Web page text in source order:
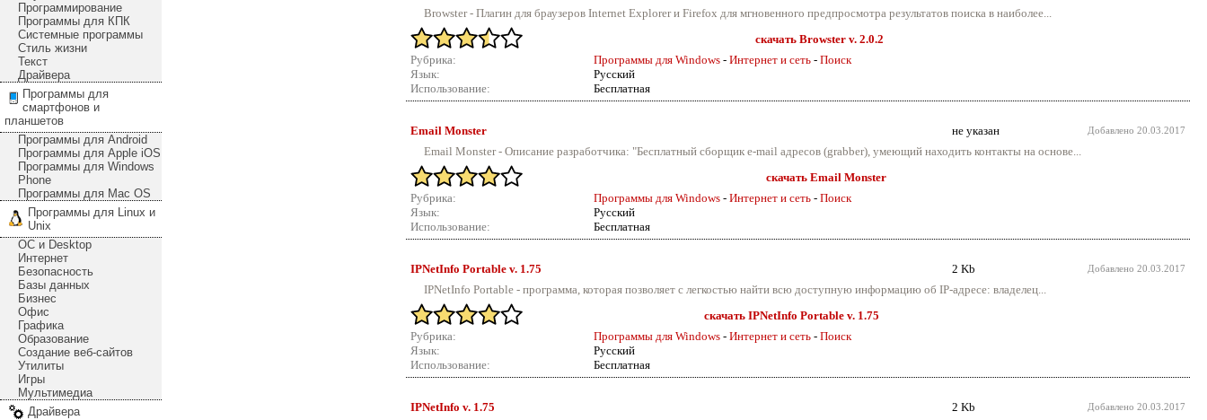
Программирование
Программы для КПК
Системные программы
Стиль жизни
Текст
Драйвера
Программы для
смартфонов и
планшетов
Программы для Android
Программы для Apple iOS
Программы для Windows
Phone
Программы для Mac OS
Программы для Linux и
Unix
ОС и Desktop
Интернет
Безопасность
Базы данных
Бизнес
Офис
Графика
Образование
Создание веб-сайтов
Утилиты
Игры
Мультимедиа
Драйвера
Browster - Плагин для браузеров Internet Explorer и Firefox для мгновенного предпросмотра результатов поиска в наиболее...
скачать Browster v. 2.0.2
Рубрика:
Программы для Windows - Интернет и сеть - Поиск
Язык:
Русский
Использование:
Бесплатная
Email Monster не указан Добавлено 20.03.2017
Email Monster - Описание разработчика: "Бесплатный сборщик e-mail адресов (grabber), умеющий находить контакты на основе...
скачать Email Monster
Рубрика:
Программы для Windows - Интернет и сеть - Поиск
Язык:
Русский
Использование:
Бесплатная
IPNetInfo Portable v. 1.75 2 Kb Добавлено 20.03.2017
IPNetInfo Portable - программа, которая позволяет с легкостью найти всю доступную информацию об IP-адресе: владелец...
скачать IPNetInfo Portable v. 1.75
Рубрика:
Программы для Windows - Интернет и сеть - Поиск
Язык:
Русский
Использование:
Бесплатная
IPNetInfo v. 1.75 2 Kb Добавлено 20.03.2017